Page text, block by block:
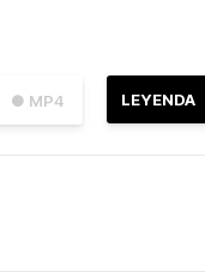
● MP4 LEYENDA